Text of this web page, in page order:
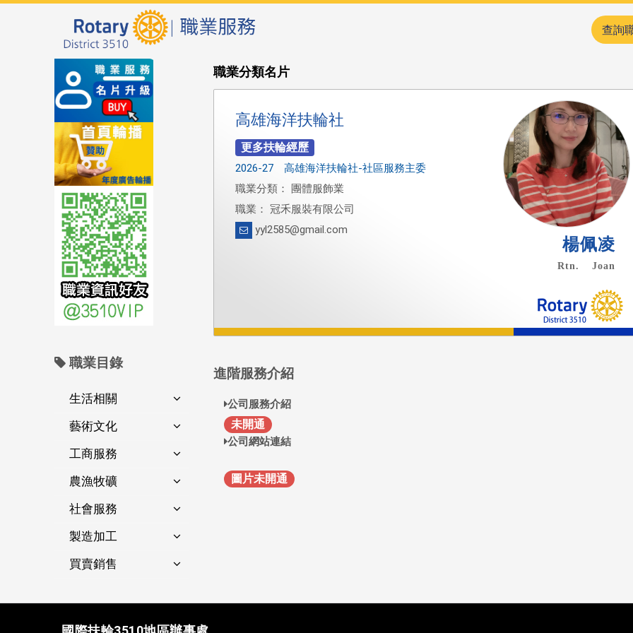
查詢
職業目錄
生活相關
藝術文化
工商服務
農漁牧礦
社會服務
製造加工
買賣銷售
職業分類名片
高雄海洋扶輪社
2026-27 高雄海洋扶輪社-社區服務主委
職業分類： 團體服飾業
職業： 冠禾服裝有限公司
yyl2585@gmail.com
楊佩凌
Rtn. Joan
進階服務介紹
公司服務介紹
未開通
公司網站連結
圖片未開通